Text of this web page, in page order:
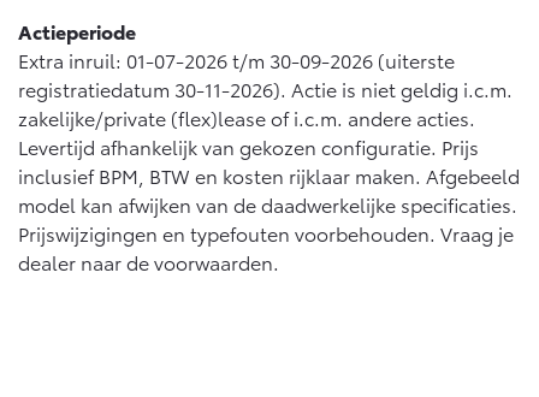
Actieperiode
Extra inruil: 01-07-2026 t/m 30-09-2026 (uiterste
registratiedatum 30-11-2026). Actie is niet geldig i.c.m.
zakelijke/private (flex)lease of i.c.m. andere acties.
Levertijd afhankelijk van gekozen configuratie. Prijs
inclusief BPM, BTW en kosten rijklaar maken. Afgebeeld
model kan afwijken van de daadwerkelijke specificaties.
Prijswijzigingen en typefouten voorbehouden. Vraag je
dealer naar de voorwaarden.